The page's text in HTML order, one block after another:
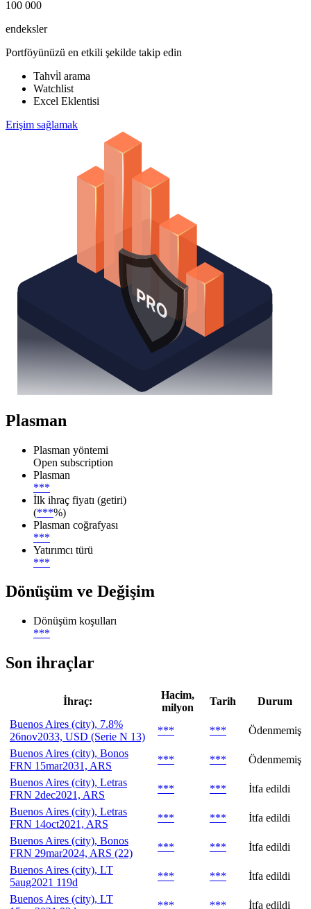
100 000
endeksler
Portföyünüzü en etkili şekilde takip edin
Tahvi̇l arama
Watchlist
Excel Eklentisi
Erişim sağlamak
Plasman
Plasman yöntemi
Open subscription
Plasman
***
İlk ihraç fiyatı (getiri)
(***%)
Plasman coğrafyası
***
Yatırımcı türü
***
Dönüşüm ve Değişim
Dönüşüm koşulları
***
Son ihraçlar
İhraç:
Hacim,
milyon
Tarih
Durum
Buenos Aires (city), 7.8%
26nov2033, USD (Serie N 13)
*** ***
Ödenmemiş
Buenos Aires (city), Bonos
FRN 15mar2031, ARS
*** ***
Ödenmemiş
Buenos Aires (city), Letras
FRN 2dec2021, ARS
*** ***
İtfa edildi
Buenos Aires (city), Letras
FRN 14oct2021, ARS
*** ***
İtfa edildi
Buenos Aires (city), Bonos
FRN 29mar2024, ARS (22)
*** ***
İtfa edildi
Buenos Aires (city), LT
5aug2021 119d
*** ***
İtfa edildi
Buenos Aires (city), LT
*** *** İtfa edildi